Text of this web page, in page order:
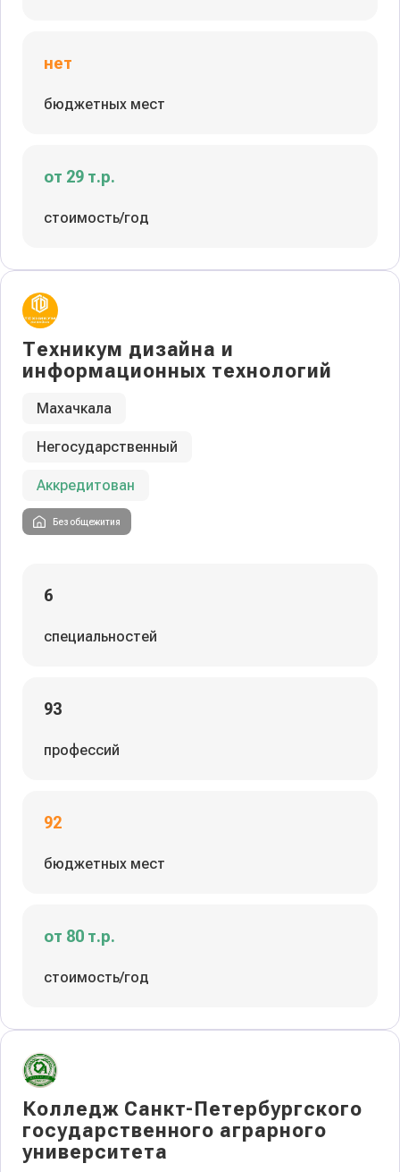
нет
бюджетных мест
от 29 т.р.
стоимость/год
Техникум дизайна и
информационных технологий
Махачкала
Негосударственный
Аккредитован
Без общежития
6
специальностей
93
профессий
92
бюджетных мест
от 80 т.р.
стоимость/год
Колледж Санкт-Петербургского
государственного аграрного
университета